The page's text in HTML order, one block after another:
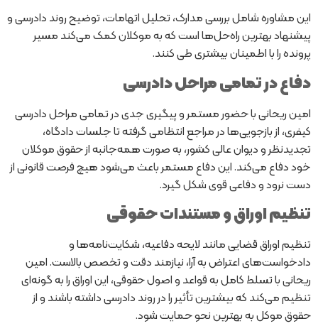
این مشاوره شامل بررسی مدارک، تحلیل اتهامات، توضیح روند دادرسی و
پیشنهاد بهترین راه‌حل‌ها است که به موکلان کمک می‌کند مسیر
پرونده را با اطمینان بیشتری طی کنند.
دفاع در تمامی مراحل دادرسی
امین ریحانی با حضور مستمر و پیگیری جدی در تمامی مراحل دادرسی
کیفری، از بازجویی‌ها در مراجع انتظامی گرفته تا جلسات دادگاه،
تجدیدنظر و دیوان عالی کشور، به صورت همه‌جانبه از حقوق موکلان
خود دفاع می‌کند. این دفاع مستمر باعث می‌شود هیچ فرصت قانونی از
دست نرود و دفاعی قوی شکل گیرد.
تنظیم اوراق و مستندات حقوقی
تنظیم اوراق قضایی مانند لایحه دفاعیه، شکایت‌نامه‌ها و
دادخواست‌های اعتراض به آرا، نیازمند دقت و تخصص بالاست. امین
ریحانی با تسلط کامل به قواعد و اصول حقوقی، این اوراق را به گونه‌ای
تنظیم می‌کند که بیشترین تأثیر را در روند دادرسی داشته باشند و از
حقوق موکل به بهترین نحو حمایت شود.